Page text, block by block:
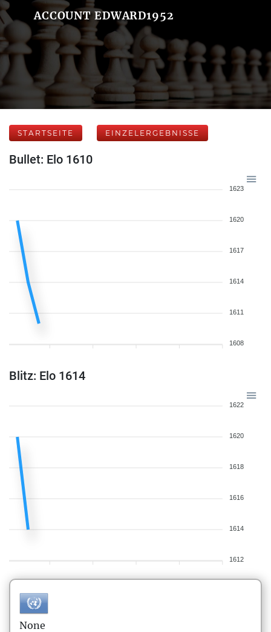
ACCOUNT EDWARD1952
STARTSEITE EINZELERGEBNISSE
Bullet: Elo 1610
1623
1620
1617
1614
1611
1608
Blitz: Elo 1614
1622
1620
1618
1616
1614
1612
None